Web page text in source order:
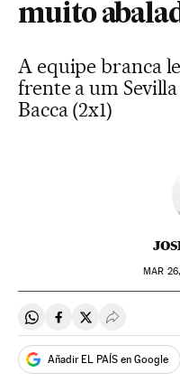
muito
A equipe branca
frente a um
Bacca (2x1)
MAR
Compartir en Whatsapp
Compartir en
Compartir en
Desplegar
Añadir EL PAÍS en Google